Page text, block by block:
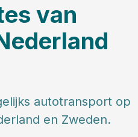
van
autotransport op
en Zweden.